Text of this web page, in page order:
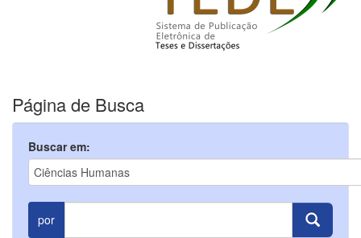
Página de Busca
Buscar em:
por